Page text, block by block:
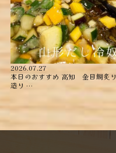
2026.07.27
本日のおすすめ ︎高知 金目鯛炙り
造り ︎…